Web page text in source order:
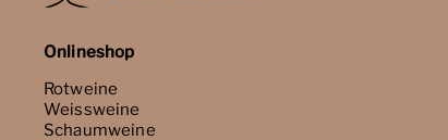
Onlineshop
Rotweine
Weissweine
Schaumweine